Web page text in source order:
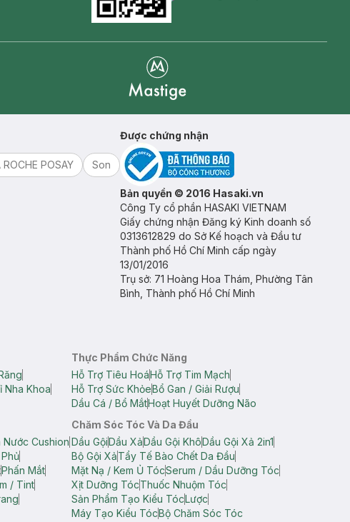
ROCHE POSAY
Son
Được chứng nhận
Bản quyền © 2016 Hasaki.vn
Công Ty cổ phần HASAKI VIETNAM
Giấy chứng nhận Đăng ký Kinh doanh số
0313612829 do Sở Kế hoạch và Đầu tư
Thành phố Hồ Chí Minh cấp ngày
13/01/2016
Trụ sở: 71 Hoàng Hoa Thám, Phường Tân
Bình, Thành phố Hồ Chí Minh
Nha Khoa
Thực Phẩm Chức Năng
Hỗ Trợ Tiêu HoáHỗ Trợ Tim Mạch
Hỗ Trợ Sức KhỏeBổ Gan / Giải Rượu
Dầu Cá / Bổ MắtHoạt Huyết Dưỡng Não
Nước Cushion
Phấn Mắt
/ Tint
Chăm Sóc Tóc Và Da Đầu
Dầu GộiDầu XảDầu Gội KhôDầu Gội Xả 2in1
Bộ Gội XảTẩy Tế Bào Chết Da Đầu
Mặt Nạ / Kem Ủ TócSerum / Dầu Dưỡng Tóc
Xịt Dưỡng TócThuốc Nhuộm Tóc
Sản Phẩm Tạo Kiểu TócLược
Máy Tạo Kiểu TócBộ Chăm Sóc Tóc